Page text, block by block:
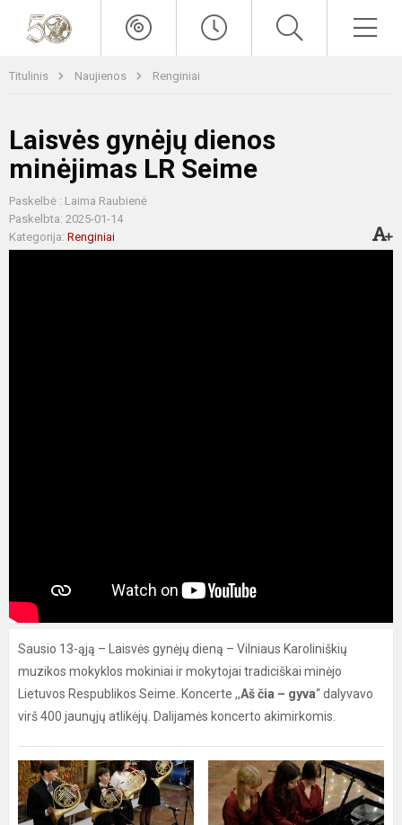
Titulinis Naujienos Renginiai
Laisvės gynėjų dienos
minėjimas LR Seime
Paskelbė : Laima Raubienė
Paskelbta: 2025-01-14
Kategorija: Renginiai
Sausio 13-ąją – Laisvės gynėjų dieną – Vilniaus Karoliniškių
muzikos mokyklos mokiniai ir mokytojai tradiciškai minėjo
Lietuvos Respublikos Seime. Koncerte ,,Aš čia – gyva“ dalyvavo
virš 400 jaunųjų atlikėjų. Dalijamės koncerto akimirkomis.